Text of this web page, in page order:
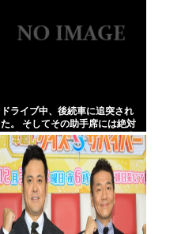
ドライブ中、後続車に追突され
た。 そしてその助手席には絶対
に乗っていてはいけない人が乗
っていた。どうすればいいん
だ……..